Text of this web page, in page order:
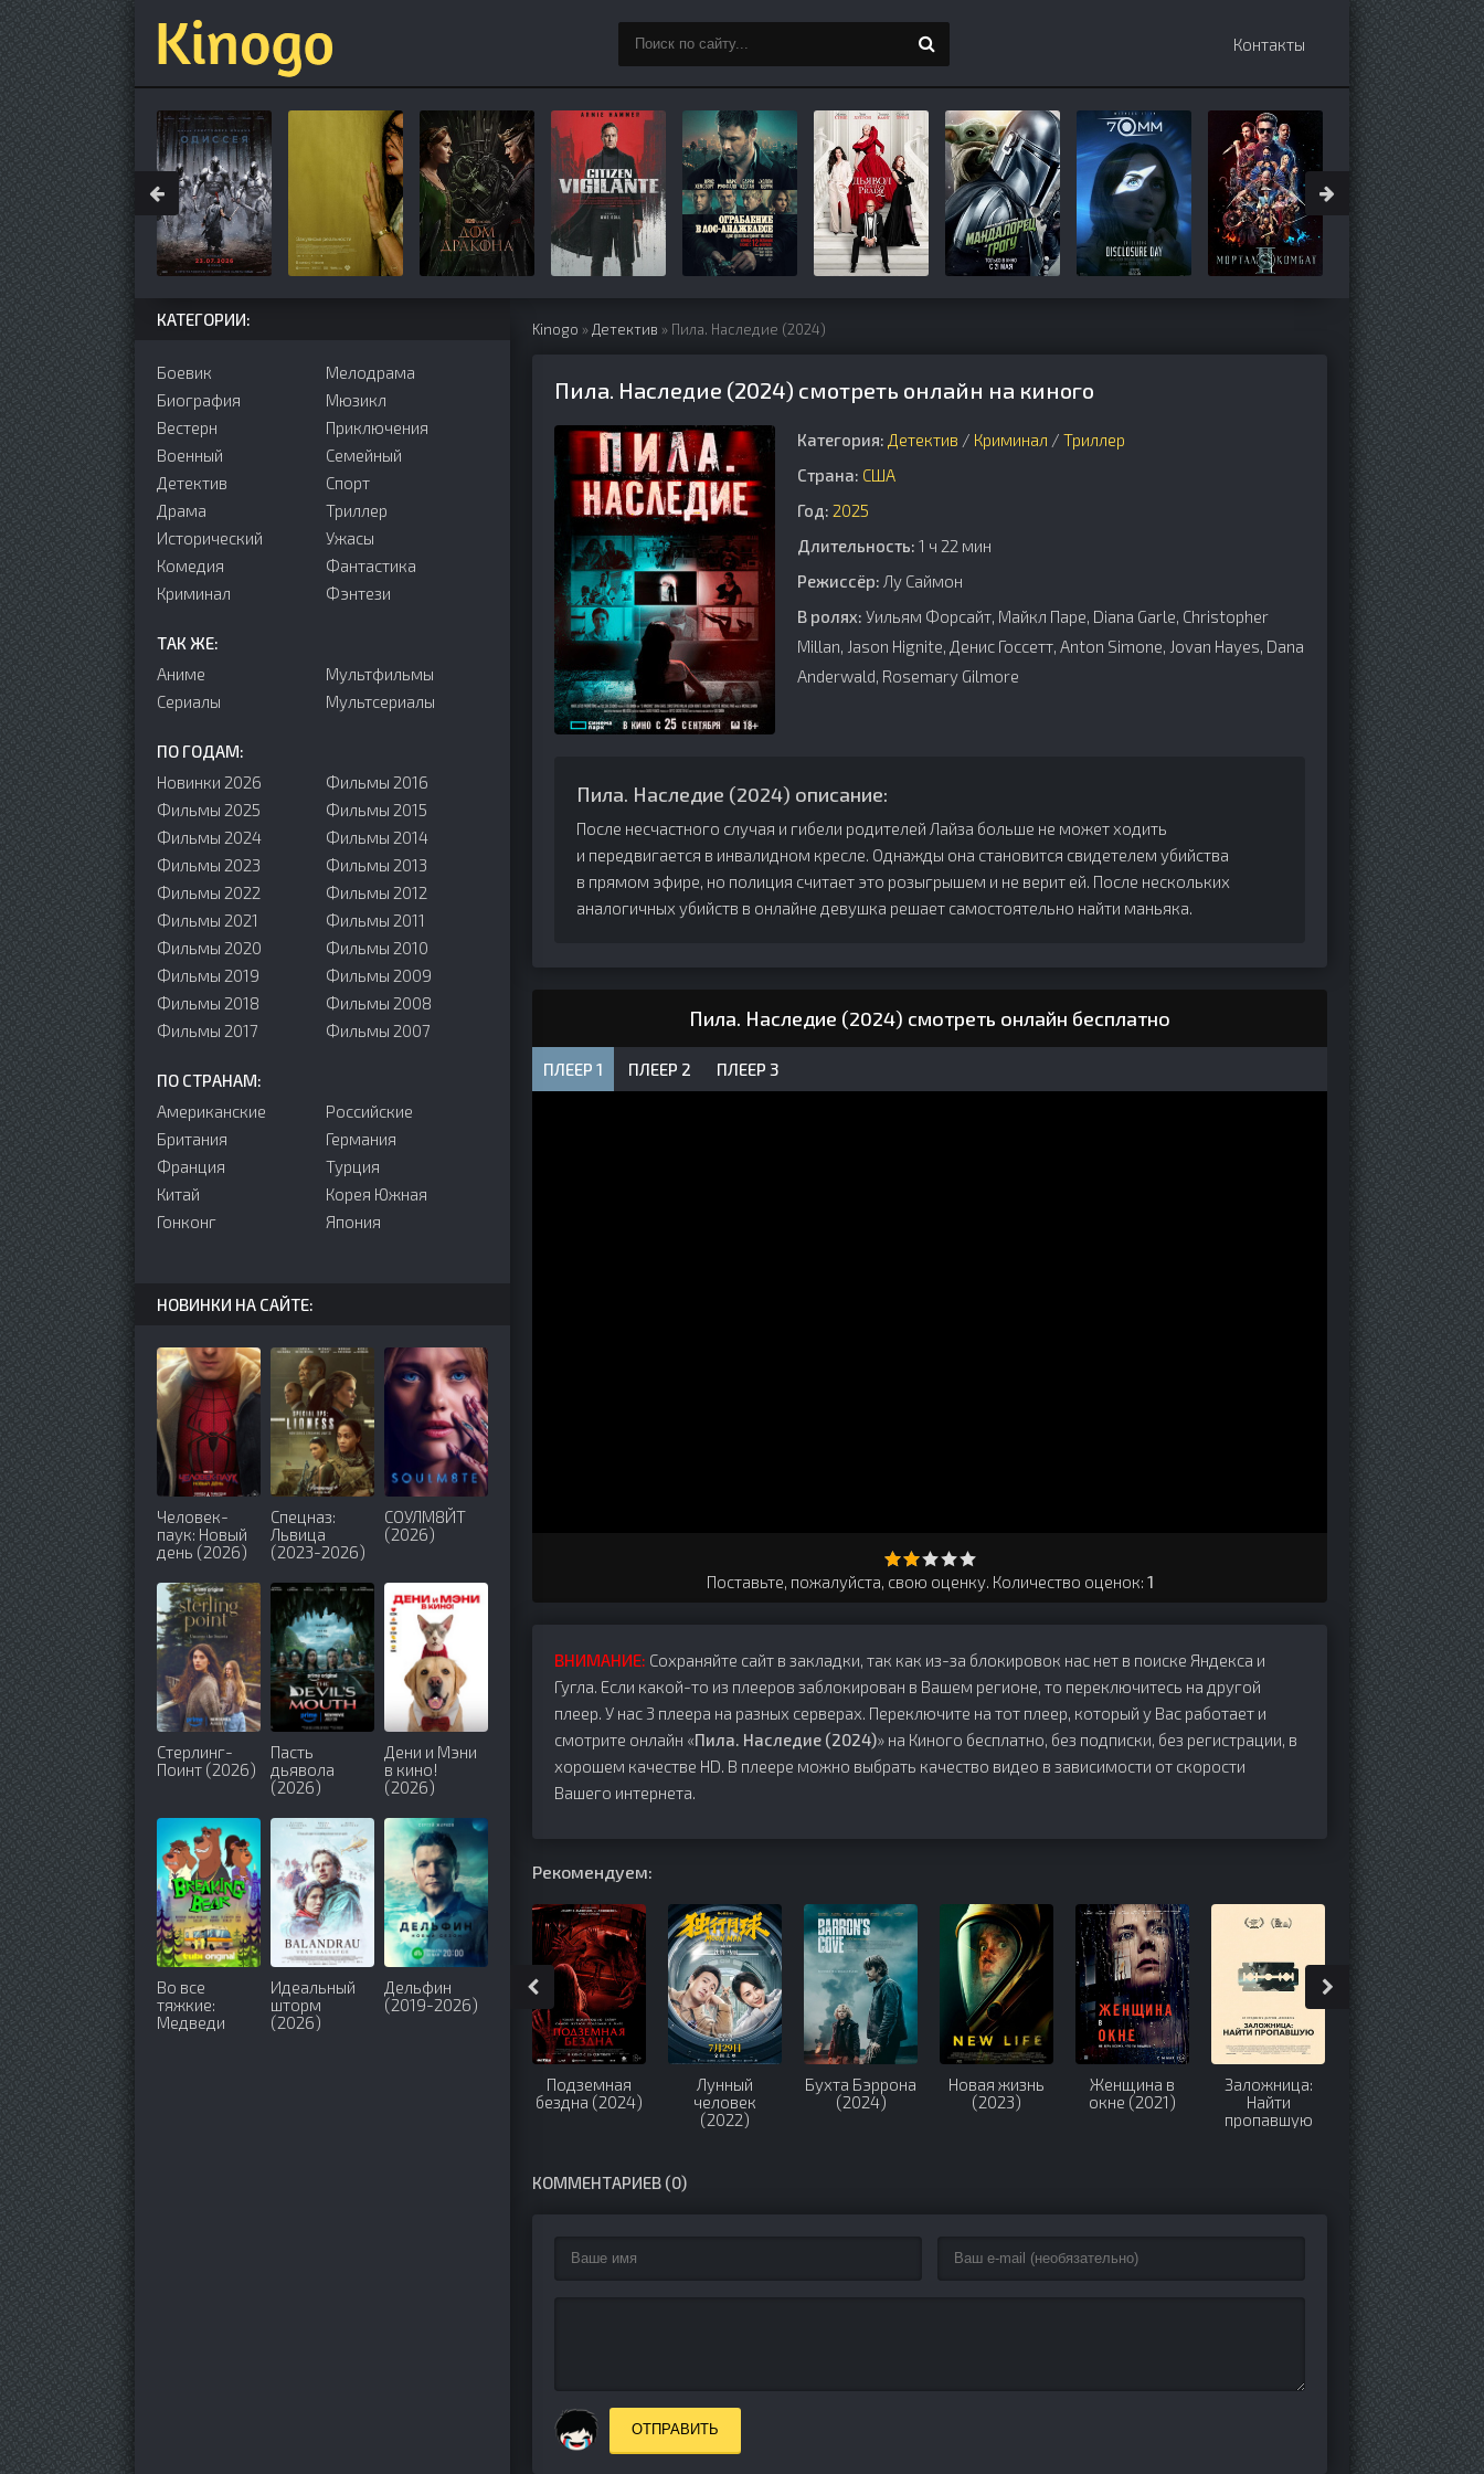
Контакты
Kinogo » Детектив » Пила. Наследие (2024)
Пила. Наследие (2024) смотреть онлайн на киного
Категория: Детектив / Криминал / Триллер
Страна: США
Год: 2025
Длительность: 1 ч 22 мин
Режиссёр: Лу Саймон
В ролях: Уильям Форсайт, Майкл Паре, Diana Garle, Christopher
Millan, Jason Hignite, Денис Госсетт, Anton Simone, Jovan Hayes, Dana
Anderwald, Rosemary Gilmore
Пила. Наследие (2024) описание:
После несчастного случая и гибели родителей Лайза больше не может ходить
и передвигается в инвалидном кресле. Однажды она становится свидетелем убийства
в прямом эфире, но полиция считает это розыгрышем и не верит ей. После нескольких
аналогичных убийств в онлайне девушка решает самостоятельно найти маньяка.
Пила. Наследие (2024) смотреть онлайн бесплатно
ПЛЕЕР 1 ПЛЕЕР 2 ПЛЕЕР 3
Поставьте, пожалуйста, свою оценку. Количество оценок: 1
ВНИМАНИЕ: Сохраняйте сайт в закладки, так как из-за блокировок нас нет в поиске Яндекса и
Гугла. Если какой-то из плееров заблокирован в Вашем регионе, то переключитесь на другой
плеер. У нас 3 плеера на разных серверах. Переключите на тот плеер, который у Вас работает и
смотрите онлайн «Пила. Наследие (2024)» на Киного бесплатно, без подписки, без регистрации, в
хорошем качестве HD. В плеере можно выбрать качество видео в зависимости от скорости
Вашего интернета.
Рекомендуем:
Подземная
бездна (2024)
Лунный
человек
(2022)
Бухта Бэррона
(2024)
Новая жизнь
(2023)
Женщина в
окне (2021)
Заложница:
Найти
пропавшую
После потопа
(2024-2026)
КОММЕНТАРИЕВ (0)
ОТПРАВИТЬ
КАТЕГОРИИ:
Боевик
Биография
Вестерн
Военный
Детектив
Драма
Исторический
Комедия
Криминал
Мелодрама
Мюзикл
Приключения
Семейный
Cпорт
Триллер
Ужасы
Фантастика
Фэнтези
ТАК ЖЕ:
Аниме
Сериалы
Мультфильмы
Мультсериалы
ПО ГОДАМ:
Новинки 2026
Фильмы 2025
Фильмы 2024
Фильмы 2023
Фильмы 2022
Фильмы 2021
Фильмы 2020
Фильмы 2019
Фильмы 2018
Фильмы 2017
Фильмы 2016
Фильмы 2015
Фильмы 2014
Фильмы 2013
Фильмы 2012
Фильмы 2011
Фильмы 2010
Фильмы 2009
Фильмы 2008
Фильмы 2007
ПО СТРАНАМ:
Американские
Британия
Франция
Китай
Гонконг
Российские
Германия
Турция
Корея Южная
Япония
НОВИНКИ НА САЙТЕ:
Человек-
паук: Новый
день (2026)
Спецназ:
Львица
(2023-2026)
СОУЛМ8ЙТ
(2026)
Стерлинг-
Поинт (2026)
Пасть
дьявола
(2026)
Дени и Мэни
в кино!
(2026)
Во все
тяжкие:
Медведи
Идеальный
шторм
(2026)
Дельфин
(2019-2026)